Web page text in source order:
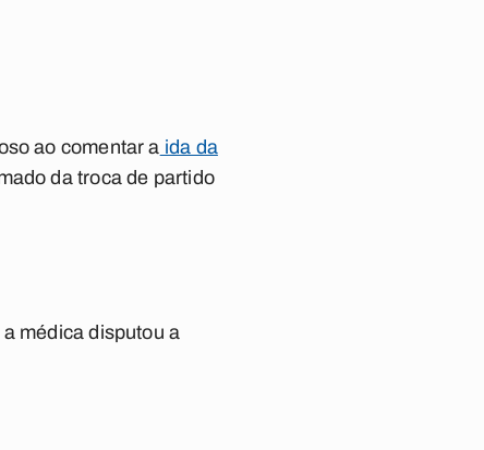
ao comentar a ida da
da troca de partido
médica disputou a